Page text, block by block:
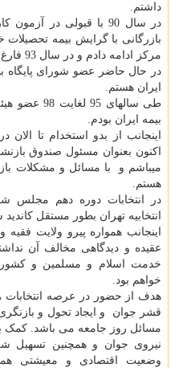
داشتم.
در سال 90 با قبولی در
بازرگانی با گرایش بیمه تحصیلات
مرکز ادامه دادم و در سال 93 فارغ التحصیل شدم.
در حال حاضر عضو شورای پایگاه
ایران هستم.
طی سالهای
بیمه ایران بودم.
اینجانب از بدو استخدام تا الان
اکنون بعنوان مسئول صندوق
میباشم و با مسائل و مشکلات
هستم.
انتخابیه تهران بطور مستقل
اینجانب همواره پیرو ولایت
عقیده و دیدگاهی مخالف آن
خدمت اسلام و مسلمین و کشور
خواهم بود.
هدف از حضور در عرصه
قشر جوان و ایجاد تحول و
مسائل روز جامعه می باشد. کمک
نیروی جوان و همچنین تسهیل
وضعیت اقتصادی و معیشتی